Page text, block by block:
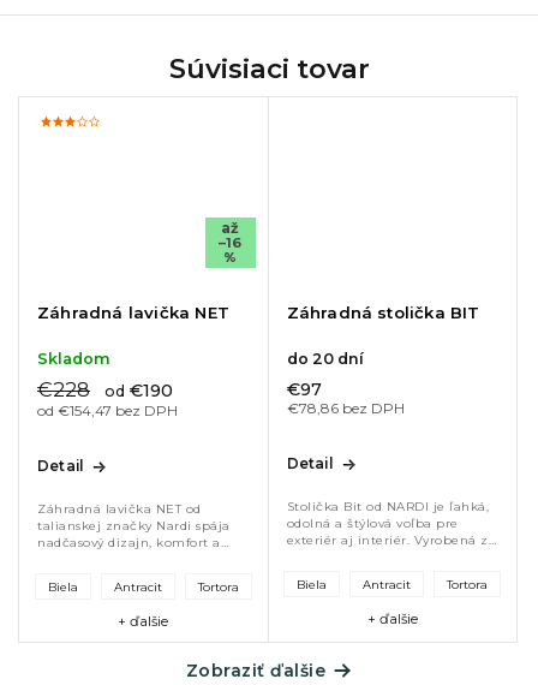
Súvisiaci tovar
až
–16
%
Záhradná lavička NET
Skladom
od €154,47 bez DPH
€228 od €190
Detail
Záhradná lavička NET od
talianskej značky Nardi spája
nadčasový dizajn, komfort a
vláknami, perforovaná a
Biela Antracit Tortora
+ ďalšie
Záhradná stolička BIT
do 20 dní
€78,86 bez DPH
€97
Detail
Stolička Bit od NARDI je ľahká,
odolná a štýlová voľba pre
exteriér aj interiér. Vyrobená z
dlhú životnosť, jednoduchú...
Biela Antracit Tortora
+ ďalšie
Zobraziť ďalšie